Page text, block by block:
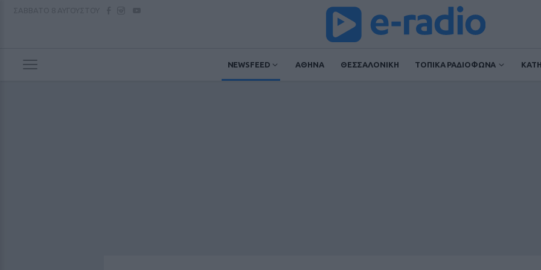
NEWSFEED ΑΘΗΝΑ ΘΕΣΣΑΛΟΝΙΚΗ ΤΟΠΙΚΑ ΡΑΔΙΟΦΩΝΑ